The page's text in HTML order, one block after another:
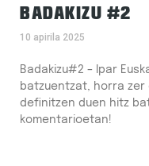
BADAKIZU #2
10 apirila 2025
Badakizu#2 – Ipar
batzuentzat, horra zer
definitzen duen hitz
komentarioetan!